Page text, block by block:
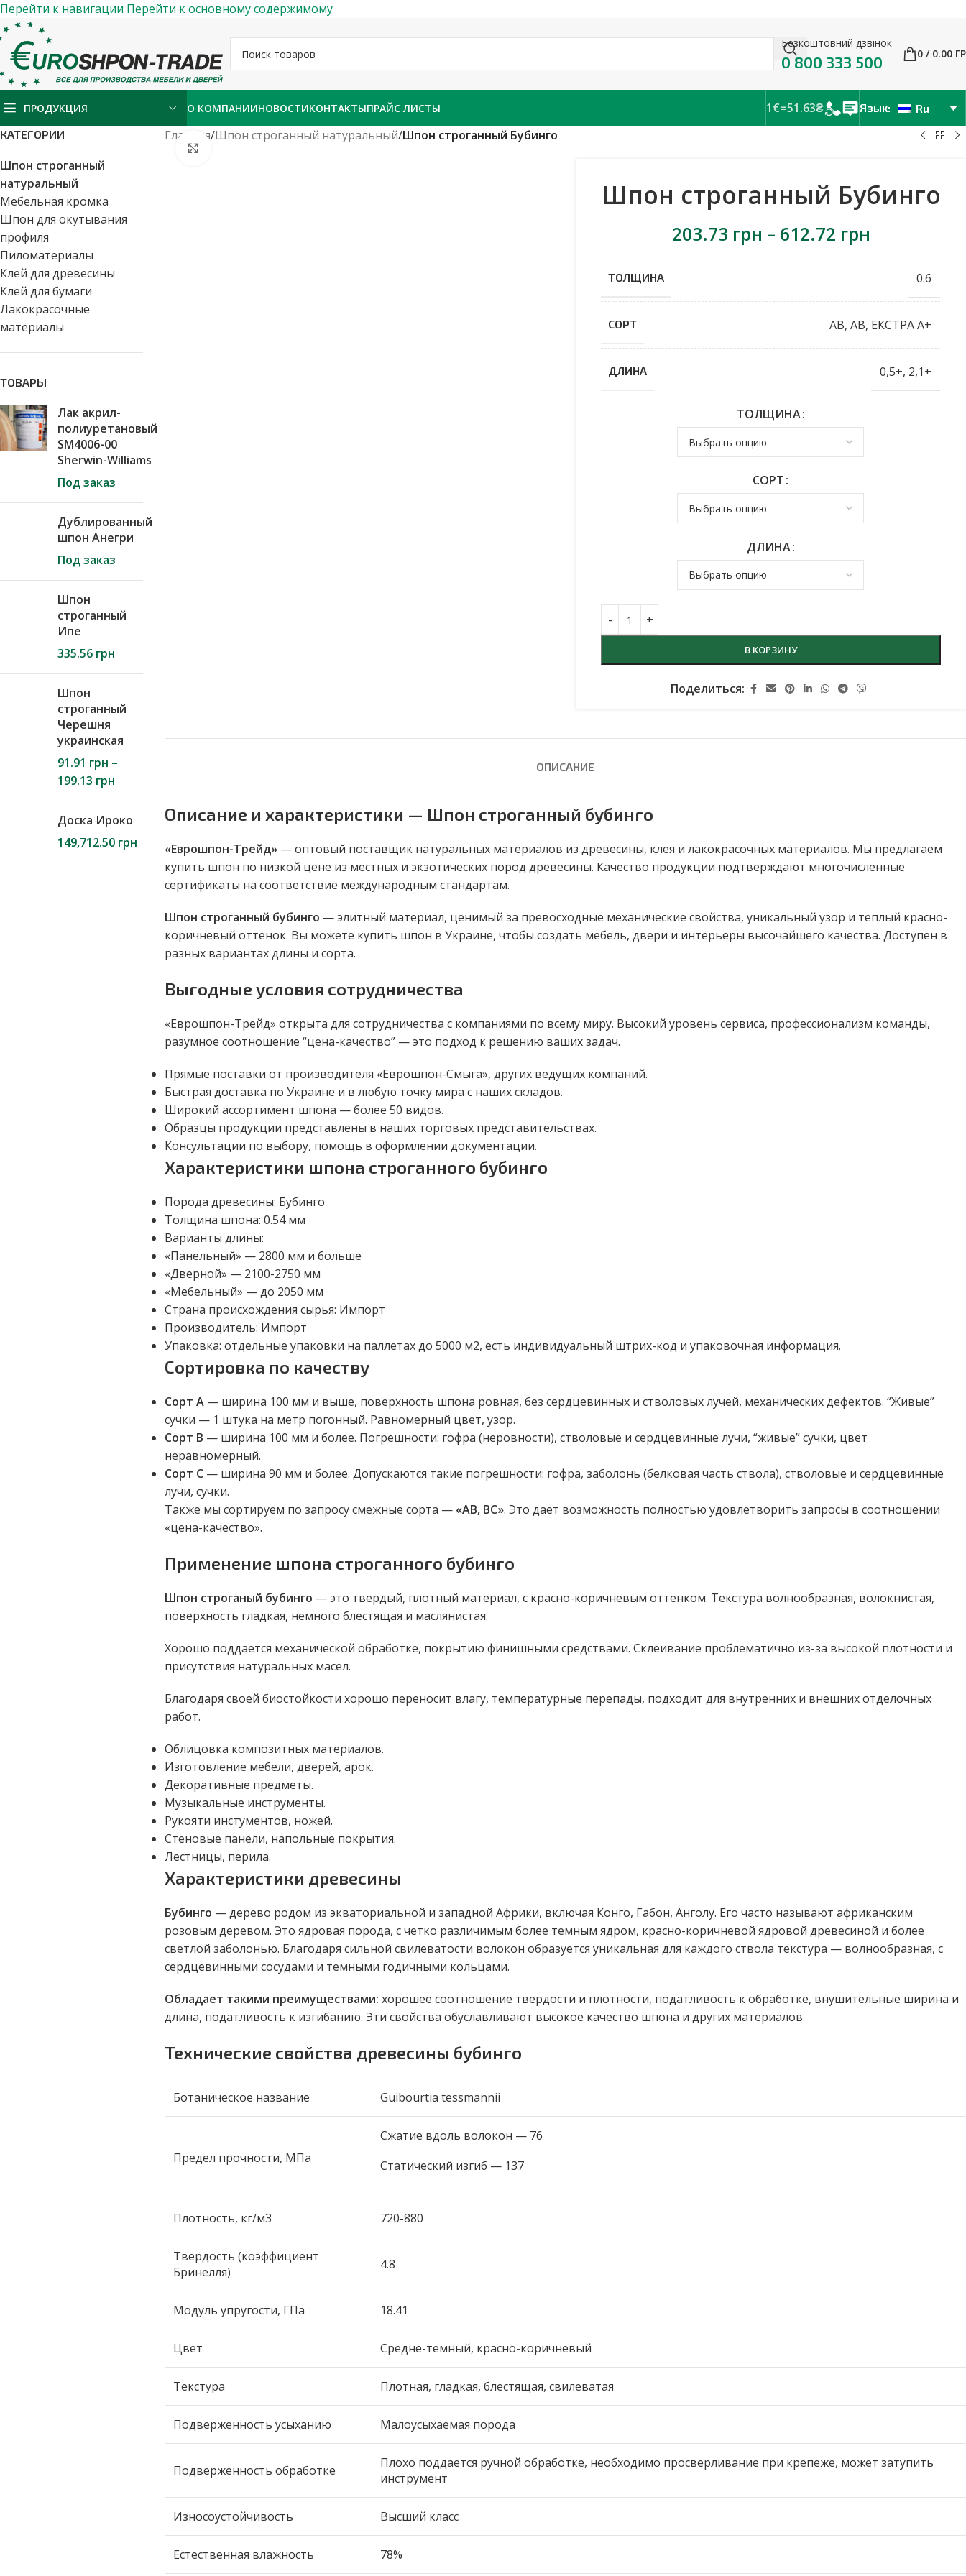
Перейти к навигации Перейти к основному содержимому
Безкоштовний дзвінок
0 800 333 500 0 / 0.00
ПРОДУКЦИЯ О КОМПАНИИНОВОСТИКОНТАКТЫПРАЙС ЛИСТЫ 1€=51.63₴ Язык:
Ru
КАТЕГОРИИ
Шпон строганный
натуральный
Мебельная кромка
Шпон для окутывания
профиля
Пиломатериалы
Клей для древесины
Клей для бумаги
Лакокрасочные
материалы
ТОВАРЫ
Лак акрил-
полиуретановый
SM4006-00
Sherwin-Williams
Под заказ
Дублированный
шпон Анегри
Под заказ
Шпон
строганный
Ипе
335.56 грн
Шпон
строганный
Черешня
украинская
91.91 грн –
199.13 грн
Доска Ироко
149,712.50 грн
Главная/Шпон строганный натуральный/Шпон строганный Бубинго
Шпон строганный Бубинго
203.73 грн – 612.72 грн
ТОЛЩИНА 0.6
СОРТ AB,AB, ЕКСТРА A+
ДЛИНА 0,5+, 2,1+
ТОЛЩИНА
СОРТ
ДЛИНА
В КОРЗИНУ
Поделиться:
ОПИСАНИЕ
Описание и характеристики — Шпон строганный бубинго
«Еврошпон-Трейд» — оптовый поставщик натуральных материалов из древесины, клея и лакокрасочных материалов. Мы предлагаем
купить шпон по низкой цене из местных и экзотических пород древесины. Качество продукции подтверждают многочисленные
сертификаты на соответствие международным стандартам.
Шпон строганный бубинго — элитный материал, ценимый за превосходные механические свойства, уникальный узор и теплый красно-
коричневый оттенок. Вы можете купить шпон в Украине, чтобы создать мебель, двери и интерьеры высочайшего качества. Доступен в
разных вариантах длины и сорта.
Выгодные условия сотрудничества
«Еврошпон-Трейд» открыта для сотрудничества с компаниями по всему миру. Высокий уровень сервиса, профессионализм команды,
разумное соотношение “цена-качество” — это подход к решению ваших задач.
Прямые поставки от производителя «Еврошпон-Смыга», других ведущих компаний.
Быстрая доставка по Украине и в любую точку мира с наших складов.
Широкий ассортимент шпона — более 50 видов.
Образцы продукции представлены в наших торговых представительствах.
Консультации по выбору, помощь в оформлении документации.
Характеристики шпона строганного бубинго
Порода древесины: Бубинго
Толщина шпона: 0.54 мм
Варианты длины:
«Панельный» — 2800 мм и больше
«Дверной» — 2100-2750 мм
«Мебельный» — до 2050 мм
Страна происхождения сырья: Импорт
Производитель: Импорт
Упаковка: отдельные упаковки на паллетах до 5000 м2, есть индивидуальный штрих-код и упаковочная информация.
Сортировка по качеству
Сорт А — ширина 100 мм и выше, поверхность шпона ровная, без сердцевинных и стволовых лучей, механических дефектов. “Живые”
сучки — 1 штука на метр погонный. Равномерный цвет, узор.
Сорт В — ширина 100 мм и более. Погрешности: гофра (неровности), стволовые и сердцевинные лучи, “живые” сучки, цвет
неравномерный.
Сорт С — ширина 90 мм и более. Допускаются такие погрешности: гофра, заболонь (белковая часть ствола), стволовые и сердцевинные
лучи, сучки.
Также мы сортируем по запросу смежные сорта — «АВ, ВС». Это дает возможность полностью удовлетворить запросы в соотношении
«цена-качество».
Применение шпона строганного бубинго
Шпон строганый бубинго — это твердый, плотный материал, с красно-коричневым оттенком. Текстура волнообразная, волокнистая,
поверхность гладкая, немного блестящая и маслянистая.
Хорошо поддается механической обработке, покрытию финишными средствами. Склеивание проблематично из-за высокой плотности и
присутствия натуральных масел.
Благодаря своей биостойкости хорошо переносит влагу, температурные перепады, подходит для внутренних и внешних отделочных
работ.
Облицовка композитных материалов.
Изготовление мебели, дверей, арок.
Декоративные предметы.
Музыкальные инструменты.
Рукояти инстументов, ножей.
Стеновые панели, напольные покрытия.
Лестницы, перила.
Характеристики древесины
Бубинго — дерево родом из экваториальной и западной Африки, включая Конго, Габон, Анголу. Его часто называют африканским
розовым деревом. Это ядровая порода, с четко различимым более темным ядром, красно-коричневой ядровой древесиной и более
светлой заболонью. Благодаря сильной свилеватости волокон образуется уникальная для каждого ствола текстура — волнообразная, с
сердцевинными сосудами и темными годичными кольцами.
Обладает такими преимуществами: хорошее соотношение твердости и плотности, податливость к обработке, внушительные ширина и
длина, податливость к изгибанию. Эти свойства обуславливают высокое качество шпона и других материалов.
Технические свойства древесины бубинго
Ботаническое название Guibourtia tessmannii
Предел прочности, МПа
Сжатие вдоль волокон — 76
Статический изгиб — 137
Плотность, кг/м3 720-880
Твердость (коэффициент
Бринелля)
4.8
Модуль упругости, ГПа 18.41
Цвет Средне-темный, красно-коричневый
Текстура Плотная, гладкая, блестящая, свилеватая
Подверженность усыханию Малоусыхаемая порода
Подверженность обработке
Плохо поддается ручной обработке, необходимо просверливание при крепеже, может затупить
инструмент
Износоустойчивость Высший класс
Естественная влажность 78%